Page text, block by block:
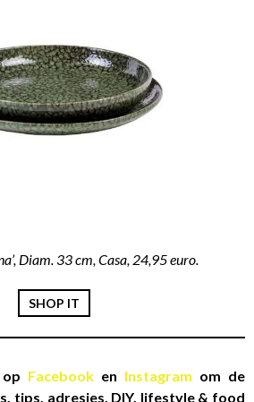
Diam. 33 cm, Casa, 24,95 euro.
SHOP IT
Facebook en Instagram om de
tips, adresjes, DIY, lifestyle & food